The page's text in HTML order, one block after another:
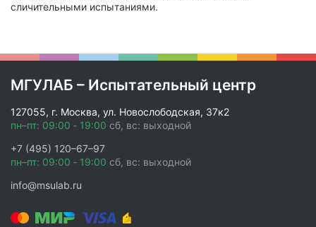
сличительными испытаниями.
МГУЛАБ – Испытательный центр
127055, г. Москва, ул. Новослободская, 37к2
пн–пт: 09:00 ‑ 19:00 сб, вс: выходной
+7 (495) 120–67–97
пн–пт: 09:00 ‑ 19:00 сб, вс: выходной
info@msulab.ru